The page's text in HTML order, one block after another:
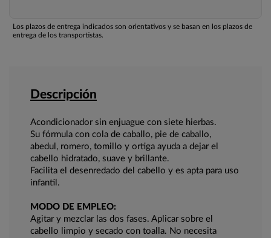
Los plazos de entrega indicados son orientativos y se basan en los plazos de
entrega de los transportistas.
Descripción
Acondicionador sin enjuague con siete hierbas.
Su fórmula con cola de caballo, pie de caballo,
abedul, romero, tomillo y ortiga ayuda a dejar el
cabello hidratado, suave y brillante.
Facilita el desenredado del cabello y es apta para uso
infantil.
MODO DE EMPLEO:
Agitar y mezclar las dos fases. Aplicar sobre el
cabello limpio y secado con toalla. No necesita